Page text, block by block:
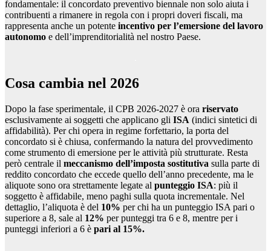
fondamentale: il concordato preventivo biennale non solo aiuta i
contribuenti a rimanere in regola con i propri doveri fiscali, ma
rappresenta anche un potente incentivo per l’emersione del lavoro
autonomo e dell’imprenditorialità nel nostro Paese.
Cosa cambia nel 2026
Dopo la fase sperimentale, il CPB 2026-2027 è ora riservato
esclusivamente ai soggetti che applicano gli ISA (indici sintetici di
affidabilità). Per chi opera in regime forfettario, la porta del
concordato si è chiusa, confermando la natura del provvedimento
come strumento di emersione per le attività più strutturate. Resta
però centrale il meccanismo dell’imposta sostitutiva sulla parte di
reddito concordato che eccede quello dell’anno precedente, ma le
aliquote sono ora strettamente legate al punteggio ISA: più il
soggetto è affidabile, meno paghi sulla quota incrementale. Nel
dettaglio, l’aliquota è del 10% per chi ha un punteggio ISA pari o
superiore a 8, sale al 12% per punteggi tra 6 e 8, mentre per i
punteggi inferiori a 6 è pari al 15%.